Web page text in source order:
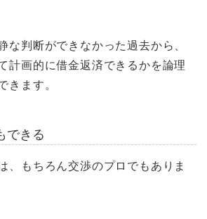
な判断ができなかった過去から、
計画的に借金返済できるかを論理
きます。
できる
、もちろん交渉のプロでもありま